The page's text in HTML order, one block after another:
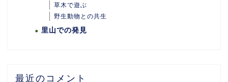
草木で遊ぶ
野生動物との共生
里山での発見
最近のコメント